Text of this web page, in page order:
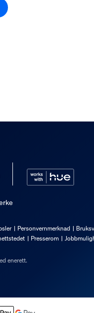
Personvernmerknad
Presserom
enerett.